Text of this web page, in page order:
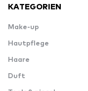
KATEGORIEN
Make-up
Hautpflege
Haare
Duft